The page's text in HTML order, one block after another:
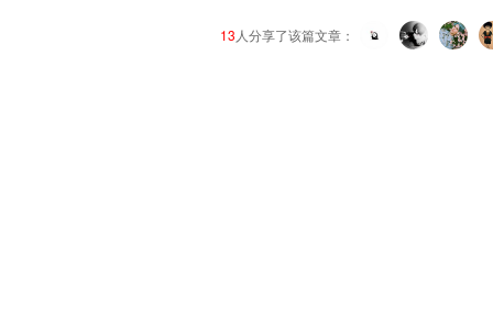
13 人分享了该篇文章：